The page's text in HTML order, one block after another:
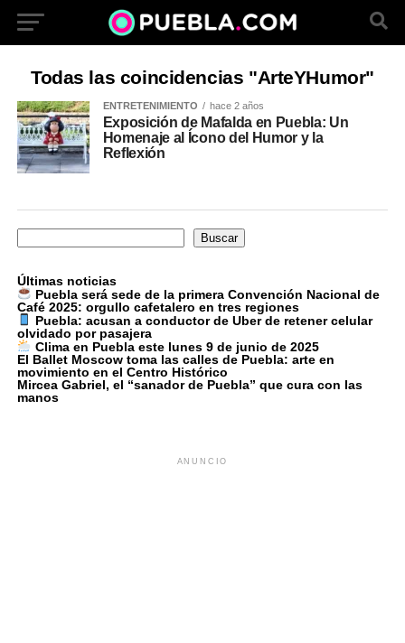
Todas las coincidencias "ArteYHumor"
ENTRETENIMIENTO hace 2 años
Exposición de Mafalda en Puebla: Un
Homenaje al Ícono del Humor y la
Reflexión
Buscar Buscar
Últimas noticias
Puebla será sede de la primera Convención Nacional de
Café 2025: orgullo cafetalero en tres regiones
Puebla: acusan a conductor de Uber de retener celular
olvidado por pasajera
Clima en Puebla este lunes 9 de junio de 2025
El Ballet Moscow toma las calles de Puebla: arte en
movimiento en el Centro Histórico
Mircea Gabriel, el “sanador de Puebla” que cura con las
manos
ANUNCIO